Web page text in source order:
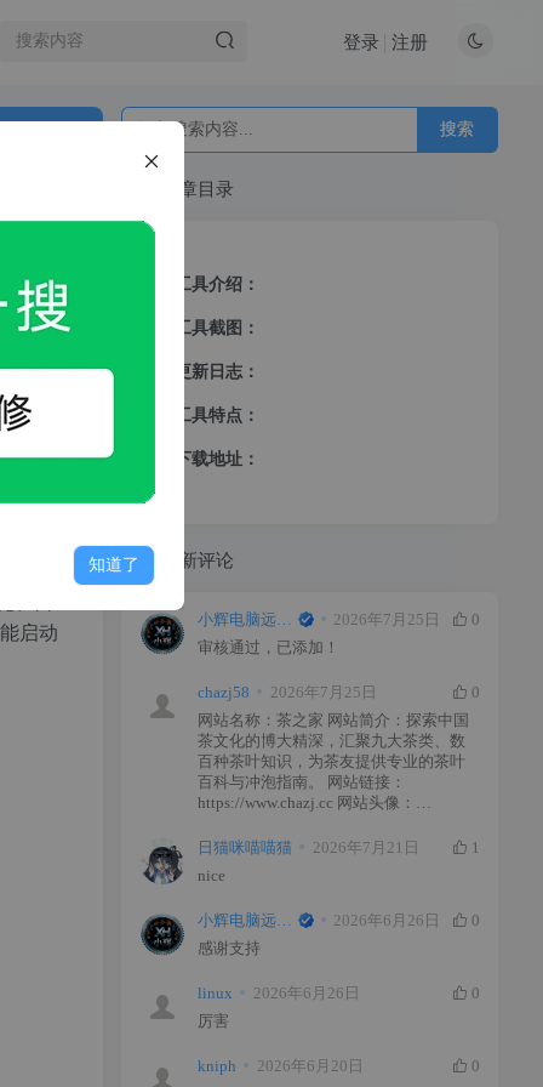
登录 注册
启动
搜索
文章目录
工具介绍：
工具截图：
更新日志：
工具特点：
下载地址：
最新评论
小辉电脑远程维修 2026年7月25日
0
审核通过，已添加！
chazj58 2026年7月25日
0
网站名称：茶之家 网站简介：探索中国
茶文化的博大精深，汇聚九大茶类、数
百种茶叶知识，为茶友提供专业的茶叶
百科与冲泡指南。 网站链接：
https://www.chazj.cc 网站头像：
日猫咪喵喵猫
2026年7月21日
1
nice
小辉电脑远程维修 2026年6月26日
0
感谢支持
linux 2026年6月26日
0
厉害
kniph 2026年6月20日
0
知道了